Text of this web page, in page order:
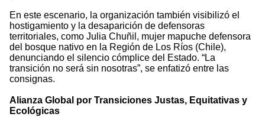
En este escenario, la organización también visibilizó el
hostigamiento y la desaparición de defensoras
territoriales, como Julia Chuñil, mujer mapuche defensora
del bosque nativo en la Región de Los Ríos (Chile),
denunciando el silencio cómplice del Estado. “La
transición no será sin nosotras”, se enfatizó entre las
consignas.
Alianza Global por Transiciones Justas, Equitativas y
Ecológicas